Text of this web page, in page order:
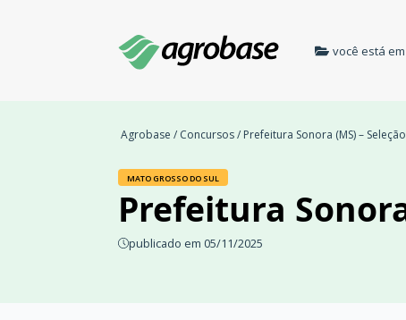
você está em
Agrobase / Concursos/ Prefeitura Sonora (MS) –
MATO GROSSO DO SUL
Prefeitura
publicado em 05/11/2025